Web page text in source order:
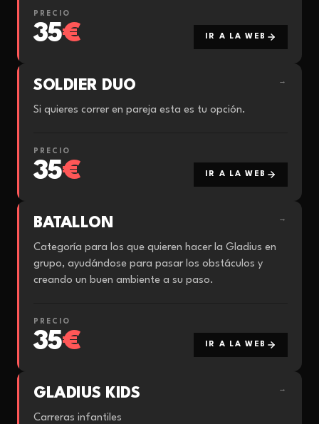
PRECIO
35€ IR A LA WEB
SOLDIER DUO →
Si quieres correr en pareja esta es tu opción.
PRECIO
35€ IR A LA WEB
BATALLON →
Categoría para los que quieren hacer la Gladius en
grupo, ayudándose para pasar los obstáculos y
creando un buen ambiente a su paso.
PRECIO
35€ IR A LA WEB
GLADIUS KIDS →
Carreras infantiles